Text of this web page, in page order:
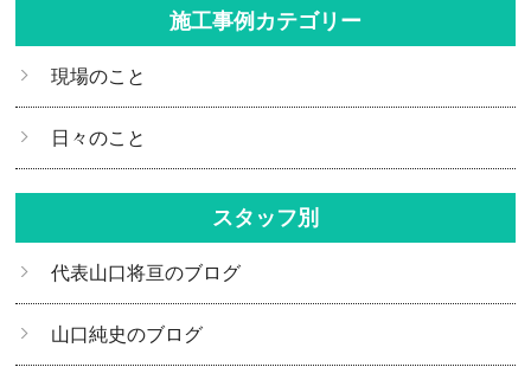
施工事例カテゴリー
現場のこと
日々のこと
スタッフ別
代表山口将亘のブログ
山口純史のブログ